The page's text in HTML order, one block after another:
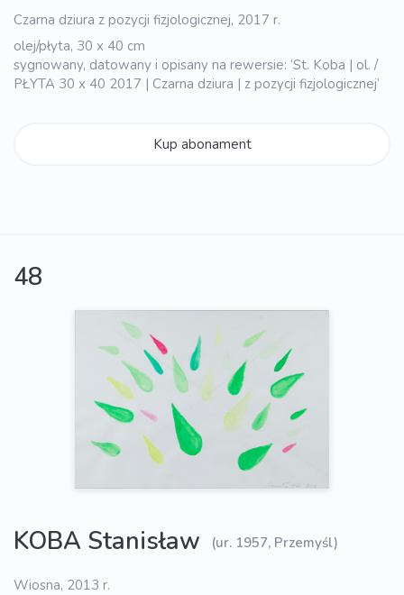
Czarna dziura z pozycji fizjologicznej, 2017 r.
olej/płyta, 30 x 40 cm
sygnowany, datowany i opisany na rewersie: ‘St. Koba | ol. /
PŁYTA 30 x 40 2017 | Czarna dziura | z pozycji fizjologicznej’
Kup abonament
48
KOBA Stanisław (ur. 1957, Przemyśl)
Wiosna, 2013 r.